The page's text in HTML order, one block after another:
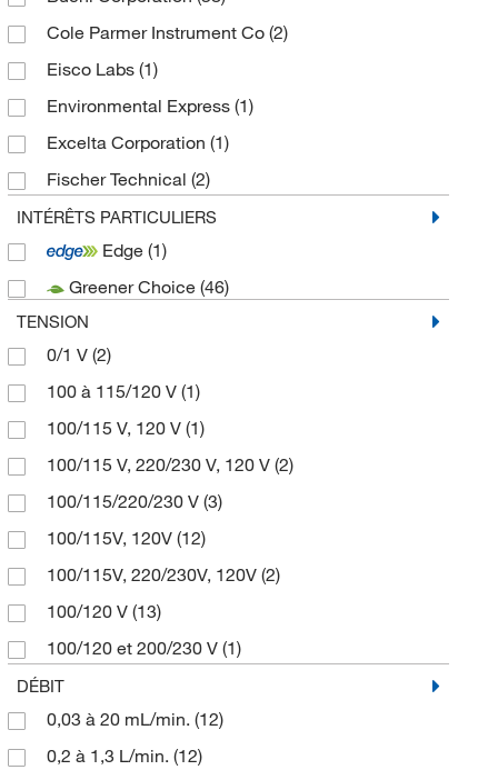
Cole Parmer Instrument Co (2)
Eisco Labs (1)
Environmental Express (1)
Excelta Corporation (1)
Fischer Technical (2)
Fisherbrand(19)
Heidolph Instruments
KNF Neuberger(74)
Labconco Corp
MilliporeSigma
Sartorius Corporation
Welch Vacuum Technol Inc
INTÉRÊTS PARTICULIERS
Edge (1)
Greener Choice (46)
TENSION
0/1 V (2)
100 à 115/120 V (1)
100/115 V, 120 V (1)
100/115 V, 220/230 V, 120 V (2)
100/115/220/230 V (3)
100/115V, 120V (12)
100/115V, 220/230V, 120V (2)
100/120 V (13)
100/120 et 200/230 V (1)
100/230 V
100/240 V(70)
100/240 VAC(5)
DÉBIT
0,03 à 20 mL/min. (12)
0,2 à 1,3 L/min. (12)